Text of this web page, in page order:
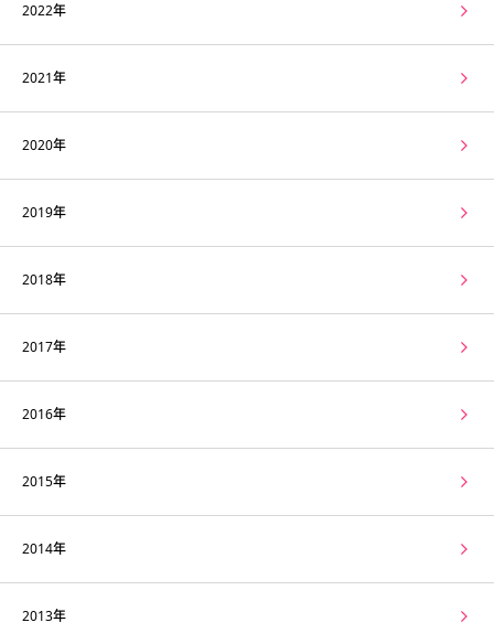
2022年
2021年
2020年
2019年
2018年
2017年
2016年
2015年
2014年
2013年